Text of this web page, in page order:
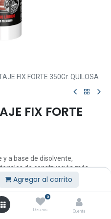
Agregar al carrito
0
Deseos Cuenta
FIX FORTE 350Gr. QUILOSA
FIX FORTE
a base de disolvente,
de construcción más
y remodelación.